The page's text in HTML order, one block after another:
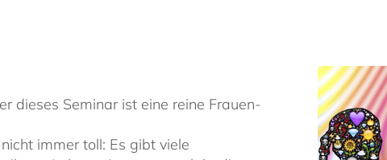
dieses Seminar ist eine reine Frauen-
immer toll: Es gibt viele